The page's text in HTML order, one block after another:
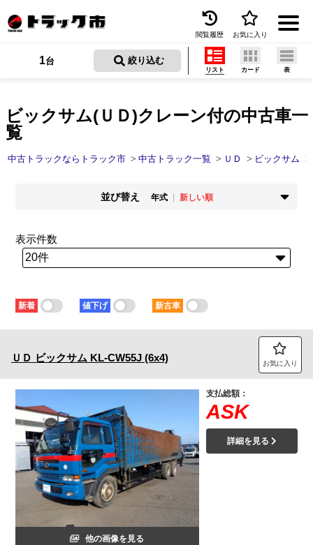
トラック買取
お問い合わせ
トラック市FC会員専用ページはこちら
閲覧履歴 お気に入り
ビックサム(ＵＤ)クレーン付の中古車一
覧
1台 絞り込む
リスト カード 表
中古トラックならトラック市 中古トラック一覧 ＵＤ ビックサム
並び替え 年式
新しい順
新着順
走行距離
少ない順
多い順
価格
安い順
高い順
少ない順
多い順
短い順
表示件数
新着 値下げ 新古車
ＵＤ ビックサム KL-CW55J (6x4) お気に入り
他の画像を見る
支払総額：
ASK
詳細を見る